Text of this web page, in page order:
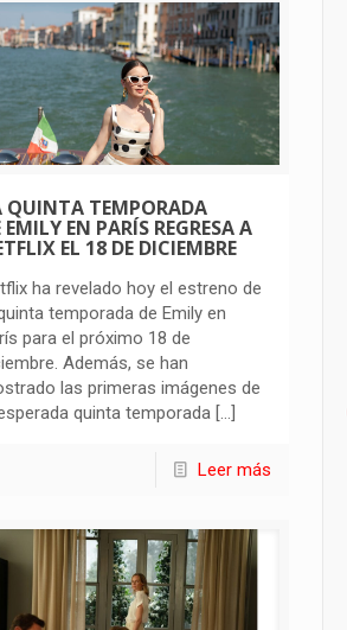
QUINTA TEMPORADA
EMILY EN PARÍS REGRESA A
EL 18 DE DICIEMBRE
ha revelado hoy el estreno de
temporada de Emily en
para el próximo 18 de
Además, se han
las primeras imágenes de
quinta temporada[…]
Leer más